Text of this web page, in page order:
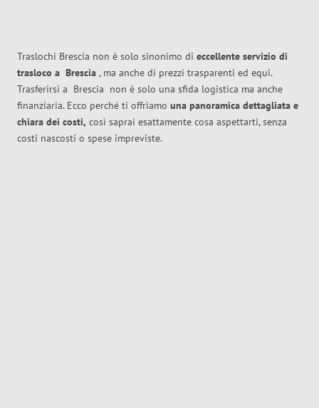
Traslochi Brescia non è solo sinonimo di eccellente servizio di
trasloco a Brescia , ma anche di prezzi trasparenti ed equi.
Trasferirsi a Brescia non è solo una sfida logistica ma anche
finanziaria. Ecco perché ti offriamo una panoramica dettagliata e
chiara dei costi, così saprai esattamente cosa aspettarti, senza
costi nascosti o spese impreviste.